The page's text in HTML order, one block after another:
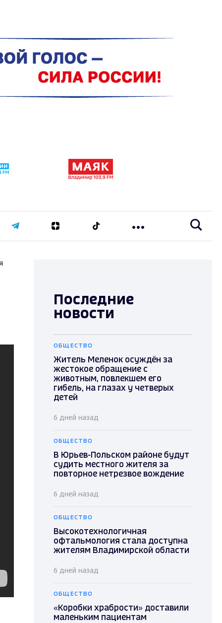
Последние
новости
ОБЩЕСТВО
Житель Меленок осуждён за
жестокое обращение с
животным, повлекшем его
гибель, на глазах у четверых
детей
6 дней назад
ОБЩЕСТВО
В Юрьев-Польском районе будут
судить местного жителя за
повторное нетрезвое вождение
6 дней назад
ОБЩЕСТВО
Высокотехнологичная
офтальмология стала доступна
жителям Владимирской области
6 дней назад
ОБЩЕСТВО
«Коробки храбрости» доставили
маленьким пациентам